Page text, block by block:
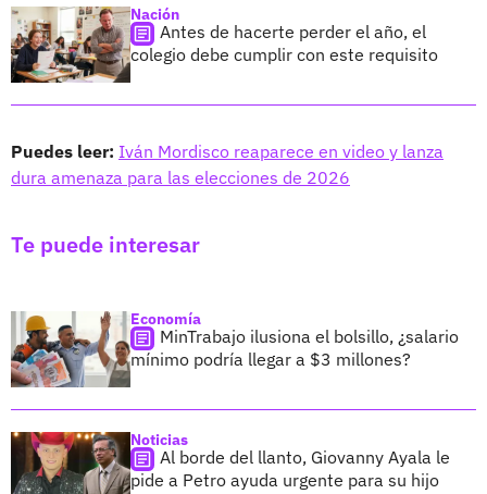
Nación
Antes de hacerte perder el año, el
colegio debe cumplir con este requisito
Puedes leer: Iván Mordisco reaparece en video y lanza
dura amenaza para las elecciones de 2026
Te puede interesar
Economía
MinTrabajo ilusiona el bolsillo, ¿salario
mínimo podría llegar a $3 millones?
Noticias
Al borde del llanto, Giovanny Ayala le
pide a Petro ayuda urgente para su hijo